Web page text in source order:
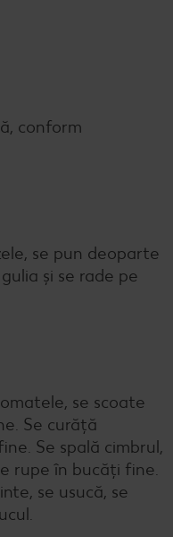
conform
se pun deoparte
și se rade pe
se scoate
Se curăță
Se spală cimbrul,
rupe în bucăți fine.
se usucă, se